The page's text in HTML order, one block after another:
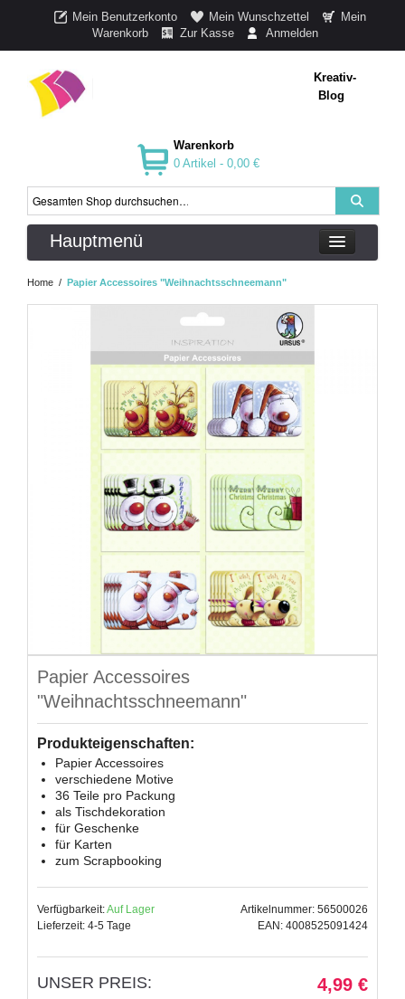
Mein Benutzerkonto Mein Wunschzettel
Mein
Warenkorb
Zur Kasse Anmelden
Kreativ-
Blog
Warenkorb
0 Artikel - 0,00 €
Hauptmenü
Home / Papier Accessoires "Weihnachtsschneemann"
Papier Accessoires
"Weihnachtsschneemann"
Produkteigenschaften:
Papier Accessoires
verschiedene Motive
36 Teile pro Packung
als Tischdekoration
für Geschenke
für Karten
zum Scrapbooking
Verfügbarkeit:Auf Lager
Lieferzeit: 4-5 Tage
Artikelnummer: 56500026
EAN: 4008525091424
UNSER PREIS: 4,99 €